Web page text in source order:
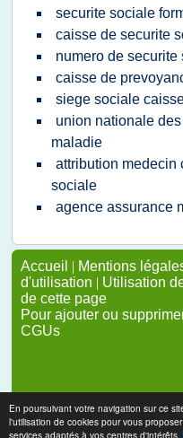
En poursuivant votre navigation sur ce
l'utilisation de cookies pour vous
services adaptés à vos centres d'intérêts.
securite sociale
caisse de securite
numero de securite
caisse de
siege sociale
union nationale
maladie
attribution medecin
sociale
agence assurance
Accueil | Mentions
d'utilisation | Utilisation
de cette page
Pour ajouter ou
CGUs